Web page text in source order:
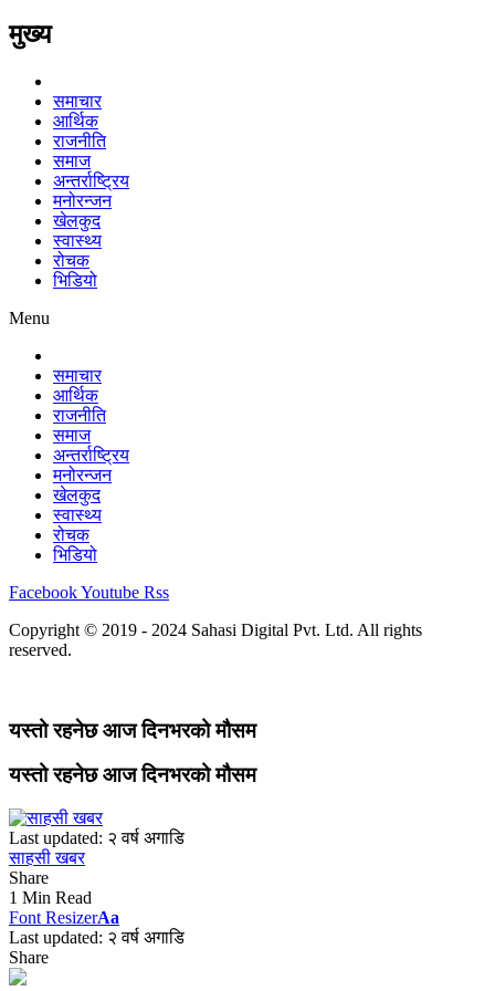
मुख्य
समाचार
आर्थिक
राजनीति
समाज
अन्तर्राष्ट्रिय
मनोरन्जन
खेलकुद
स्वास्थ्य
रोचक
भिडियो
Menu
समाचार
आर्थिक
राजनीति
समाज
अन्तर्राष्ट्रिय
मनोरन्जन
खेलकुद
स्वास्थ्य
रोचक
भिडियो
FacebookYoutube Rss
Copyright © 2019 - 2024 Sahasi Digital Pvt. Ltd. All rights
reserved.
यस्तो रहनेछ आज दिनभरको मौसम
यस्तो रहनेछ आज दिनभरको मौसम
Last updated: २ वर्ष अगाडि
साहसी खबर
Share
1 Min Read
Font ResizerAa
Last updated: २ वर्ष अगाडि
Share